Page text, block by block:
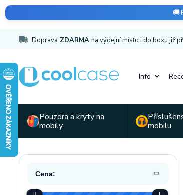
🚚
Doprava ZDARMA na výdejní místo i do boxu již
Info
Pouzdra a kryty na
mobily
mobilu
Cena: